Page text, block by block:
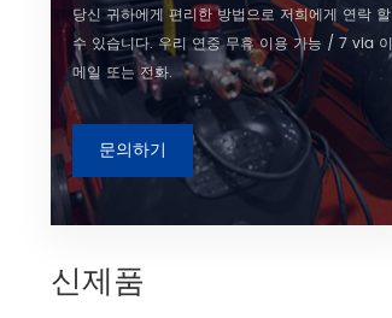
당신 귀하에게 편리한 방법으로 저희에게 연락 할
수 있습니다. 우리 연중 무휴 이용 가능 / 7 via 이
메일 또는 전화.
문의하기
신제품